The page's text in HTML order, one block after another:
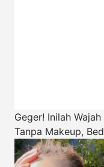
Geger! Inilah
Tanpa Makeup,